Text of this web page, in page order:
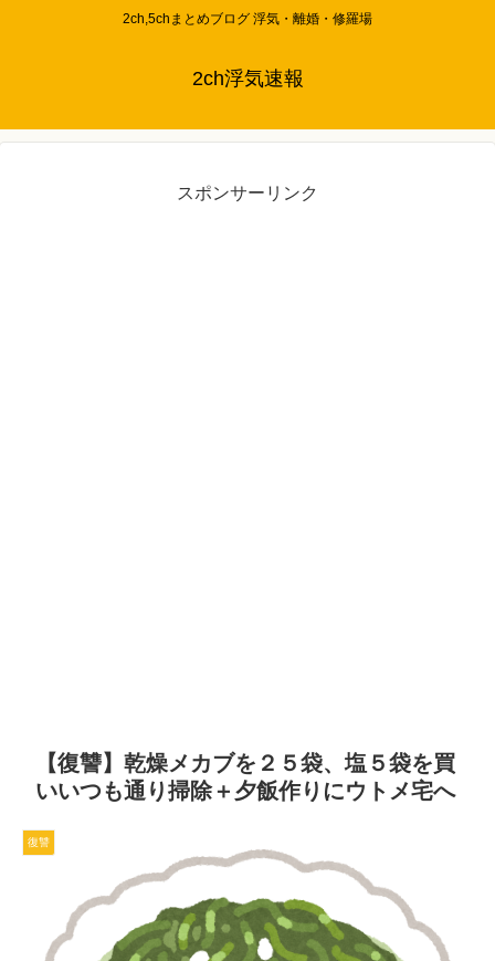
2ch,5chまとめブログ 浮気・離婚・修羅場
2ch浮気速報
スポンサーリンク
【復讐】乾燥メカブを２５袋、塩５袋を買
いいつも通り掃除＋夕飯作りにウトメ宅へ
復讐